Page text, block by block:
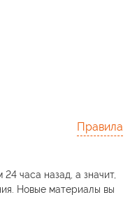
Правила
часа назад, а значит,
Новые материалы вы